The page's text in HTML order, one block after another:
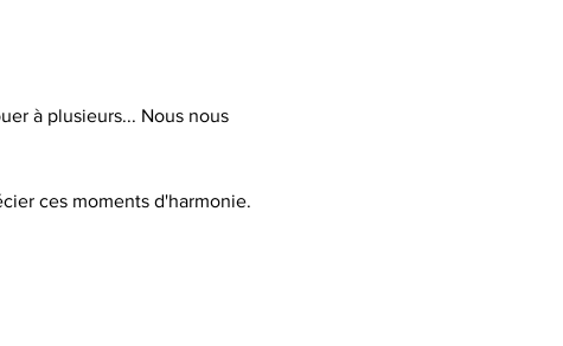
à plusieurs... Nous nous
ces moments d'harmonie.